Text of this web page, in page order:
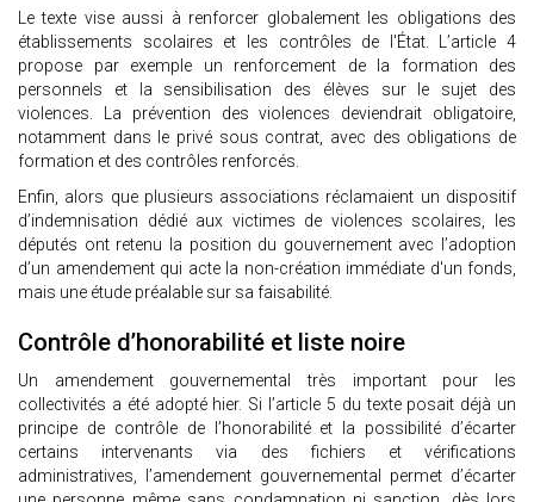
Le texte vise aussi à renforcer globalement les obligations des
établissements scolaires et les contrôles de l'État. L’article 4
propose par exemple un renforcement de la formation des
personnels et la sensibilisation des élèves sur le sujet des
violences. La prévention des violences deviendrait obligatoire,
notamment dans le privé sous contrat, avec des obligations de
formation et des contrôles renforcés.
Enfin, alors que plusieurs associations réclamaient un dispositif
d’indemnisation dédié aux victimes de violences scolaires, les
députés ont retenu la position du gouvernement avec l’adoption
d’un amendement qui acte la non-création immédiate d'un fonds,
mais une étude préalable sur sa faisabilité.
Contrôle d’honorabilité et liste noire
Un amendement gouvernemental très important pour les
collectivités a été adopté hier. Si l’article 5 du texte posait déjà un
principe de contrôle de l’honorabilité et la possibilité d’écarter
certains intervenants via des fichiers et vérifications
administratives, l’amendement gouvernemental permet d’écarter